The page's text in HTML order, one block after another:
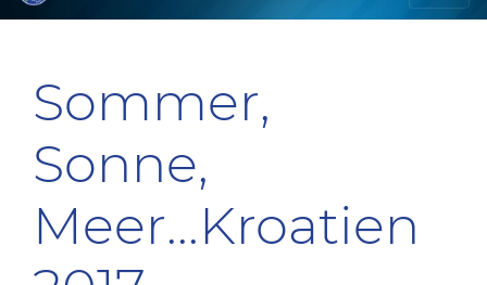
Sommer,
Sonne,
Meer...Kroatien